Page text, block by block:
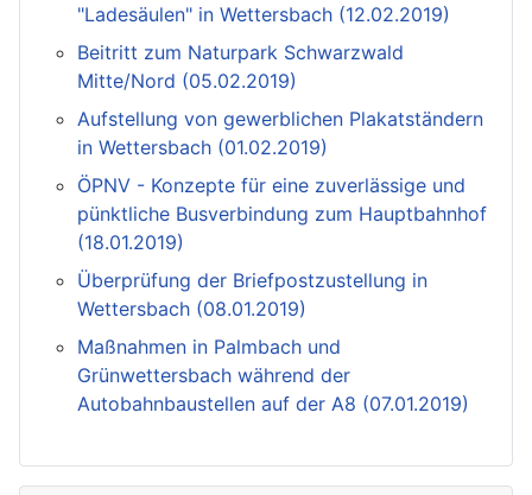
"Ladesäulen" in Wettersbach (12.02.2019)
Beitritt zum Naturpark Schwarzwald
Mitte/Nord (05.02.2019)
Aufstellung von gewerblichen Plakatständern
in Wettersbach (01.02.2019)
ÖPNV - Konzepte für eine zuverlässige und
pünktliche Busverbindung zum Hauptbahnhof
(18.01.2019)
Überprüfung der Briefpostzustellung in
Wettersbach (08.01.2019)
Maßnahmen in Palmbach und
Grünwettersbach während der
Autobahnbaustellen auf der A8 (07.01.2019)